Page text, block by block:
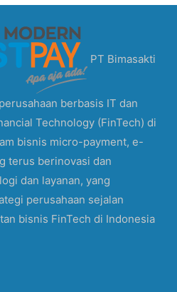
PT Bimasakti
berbasis IT dan
Technology (FinTech) di
bisnis micro-payment, e-
terus berinovasi dan
dan layanan, yang
perusahaan sejalan
bisnis FinTech di Indonesia